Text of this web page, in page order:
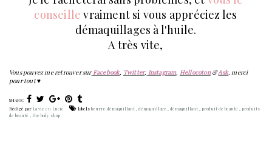
conseille vraiment si vous appréciez les
démaquillages à l'huile.
A très vite,
Vous pouvez me retrouver surFacebook, Twitter, Instagram, Hellocoton&Ask, merci
pour tout♥
SHARE:
Rédigé par La vie en Lucie labels beurre démaquillant démaquillage démaquillant produit de beauté
produits
de beauté
the body shop